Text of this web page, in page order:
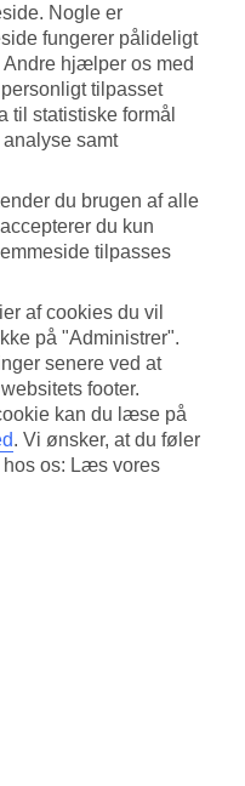
Nogle er
fungerer pålideligt
hjælper os med
tilpasset
til statistiske formål
samt
du brugen af alle
du kun
tilpasses
af cookies du vil
på "Administrer".
senere ved at
footer.
kan du læse på
. Vi ønsker, at du føler
hos os: Læs vores